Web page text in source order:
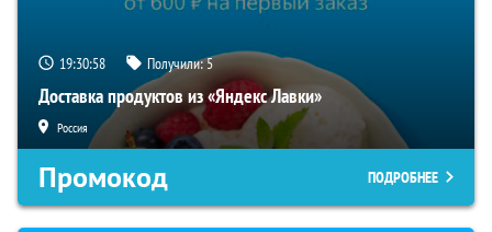
19:30:57 Получили:5
Доставка продуктов из «Яндекс Лавки»
Россия
Промокод ПОДРОБНЕЕ